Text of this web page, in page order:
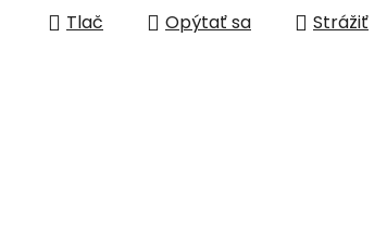
Tlač Opýtať sa Strážiť